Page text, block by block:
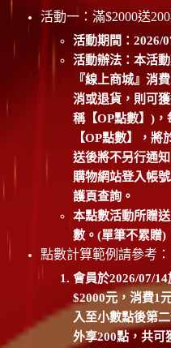
活動一：滿$2000送
活動期間：2026/
活動辦法：本活
『線上商城』消
消或退貨，則可
稱【OP點數】)
【OP點數】，
送後將不另行通
購物網站登入帳
護頁查詢。
本點數活動所贈
數。(單筆不累贈)
點數計算範例請參考：
會員於2026/07/
$2000元，消費1
入至小數點後第
外享200點，共可